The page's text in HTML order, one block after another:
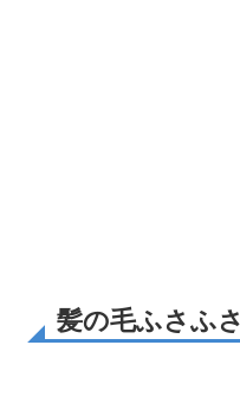
髪の毛ふさふ